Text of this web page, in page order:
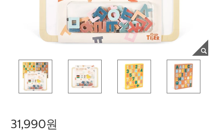
31,990원